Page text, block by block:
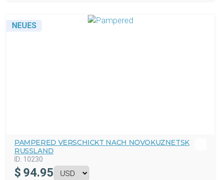
NEUES
PAMPERED VERSCHICKT NACH NOVOKUZNETSK
RUSSLAND
ID: 10230
$ 94.95